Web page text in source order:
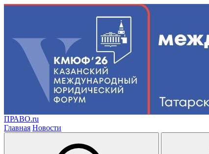
ПРАВО.ru
Главная Новости